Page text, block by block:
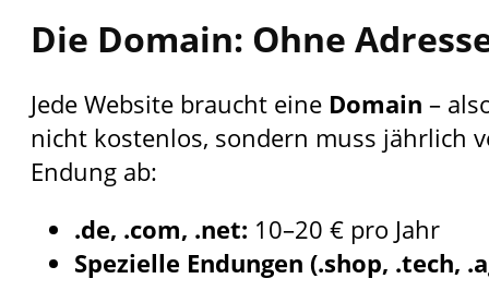
Die Domain: Ohne
Jede Website braucht eine Domain –
nicht kostenlos, sondern muss jährlich
Endung ab:
.de, .com, .net: 10–20 € pro Jahr
Spezielle Endungen (.shop, .tech,